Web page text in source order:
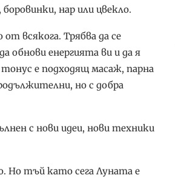
нар или цвекло.
всякога. Трябва да се
обнови енергията ви и да я
е подходящ масаж, парна
но с добра
с нови идеи, нови техники
Но тъй като сега Луната е